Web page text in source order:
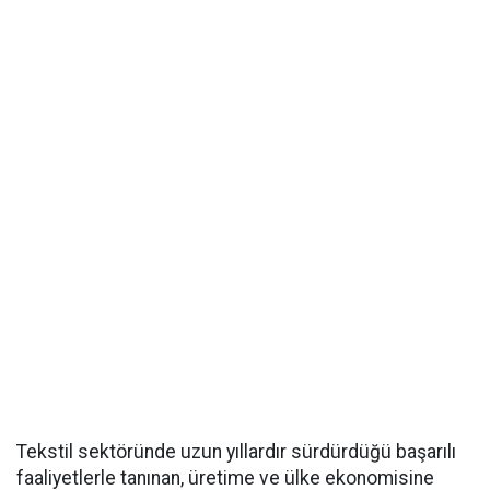
Tekstil sektöründe uzun yıllardır sürdürdüğü başarılı
faaliyetlerle tanınan, üretime ve ülke ekonomisine